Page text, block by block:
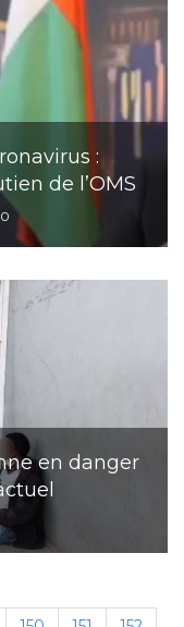
:
de l’OMS
en danger